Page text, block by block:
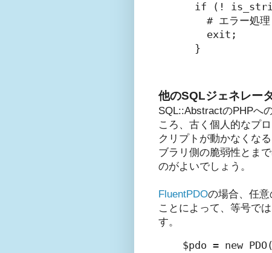
if (!
# エラー処理
exit;
他のSQLジェネレー
SQL::AbstractのPHPへ
ころ、古く個人的なプ
クリプトが動かなくな
ブラリ側の脆弱性とま
のがよいでしょう。
FluentPDOの場合、任
ことによって、等号で
す。
$pdo = new